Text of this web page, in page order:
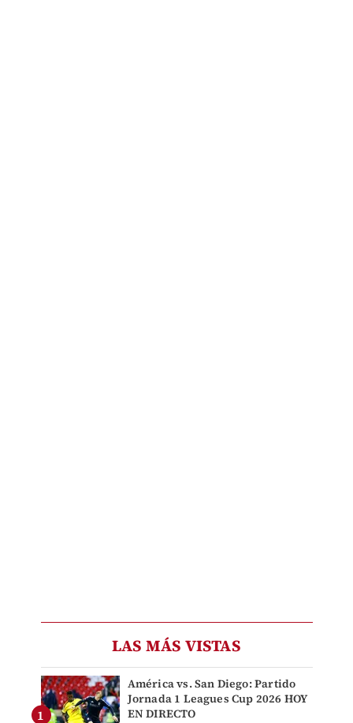
LAS MÁS VISTAS
América vs. San Diego: Partido
Jornada 1 Leagues Cup 2026 HOY
EN DIRECTO